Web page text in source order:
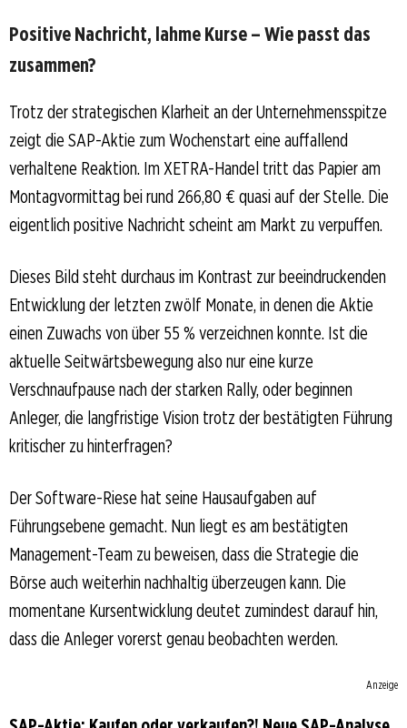
Positive Nachricht, lahme Kurse – Wie passt das
zusammen?
Trotz der strategischen Klarheit an der Unternehmensspitze
zeigt die SAP-Aktie zum Wochenstart eine auffallend
verhaltene Reaktion. Im XETRA-Handel tritt das Papier am
Montagvormittag bei rund 266,80 € quasi auf der Stelle. Die
eigentlich positive Nachricht scheint am Markt zu verpuffen.
Dieses Bild steht durchaus im Kontrast zur beeindruckenden
Entwicklung der letzten zwölf Monate, in denen die Aktie
einen Zuwachs von über 55 % verzeichnen konnte. Ist die
aktuelle Seitwärtsbewegung also nur eine kurze
Verschnaufpause nach der starken Rally, oder beginnen
Anleger, die langfristige Vision trotz der bestätigten Führung
kritischer zu hinterfragen?
Der Software-Riese hat seine Hausaufgaben auf
Führungsebene gemacht. Nun liegt es am bestätigten
Management-Team zu beweisen, dass die Strategie die
Börse auch weiterhin nachhaltig überzeugen kann. Die
momentane Kursentwicklung deutet zumindest darauf hin,
dass die Anleger vorerst genau beobachten werden.
Anzeige